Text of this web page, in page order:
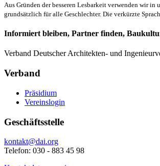
Aus Gründen der besseren Lesbarkeit verwenden wir
grundsätzlich für alle Geschlechter. Die verkürzte
Informiert bleiben, Partner finden,
Verband Deutscher Architekten- und
Verband
Präsidium
Vereinslogin
Geschäftsstelle
kontakt@dai.org
Telefon: 030 - 883 45 98